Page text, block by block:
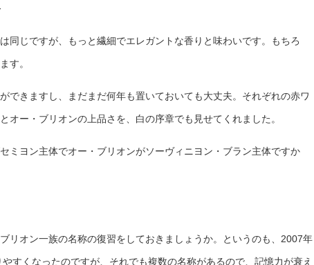
同じですが、もっと繊細でエレガントな香りと味わいです。もちろ
す。
できますし、まだまだ何年も置いておいても大丈夫。それぞれの赤ワ
オー・ブリオンの上品さを、白の序章でも見せてくれました。
ミヨン主体でオー・ブリオンがソーヴィニヨン・ブラン主体ですか
リオン一族の名称の復習をしておきましょうか。というのも、2007年
すくなったのですが、それでも複数の名称があるので、記憶力が衰え